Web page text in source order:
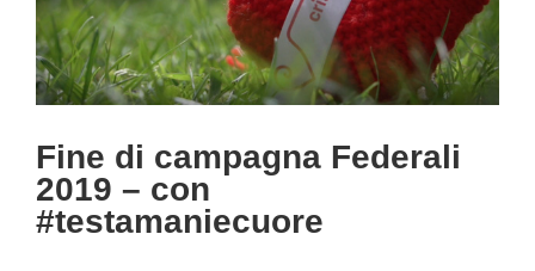
Fine di campagna Federali
2019 – con
#testamaniecuore